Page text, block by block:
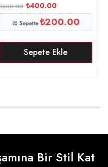
600.00 ₺400.00
Sepette₺200.00
Sepete Ekle
Bir Stil Kat